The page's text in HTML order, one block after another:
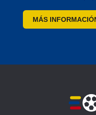
MÁS